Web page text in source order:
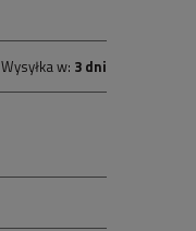
Wysyłka w: 3 dni